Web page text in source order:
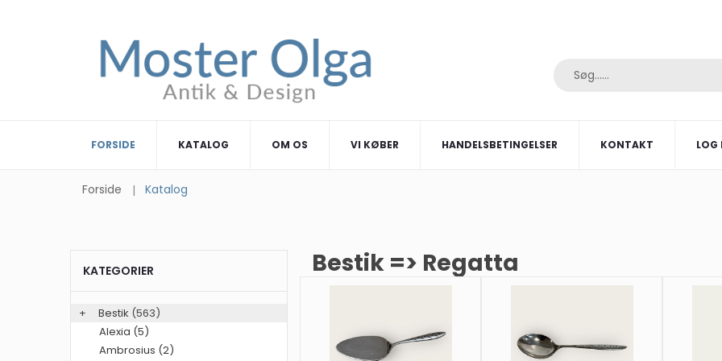
FORSIDE KATALOG OM OS VI KØBER HANDELSBETINGELSER KONTAKT LOG
Forside Katalog
Bestik => Regatta
KATEGORIER
+ Bestik (563)
Alexia (5)
Ambrosius (2)